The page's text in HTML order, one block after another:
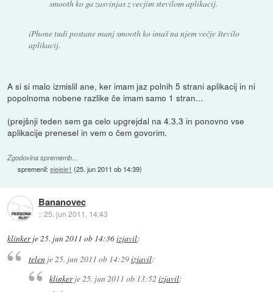
smooth ko ga zasvinjas z vecjim stevilom aplikacij.
iPhone tudi postane manj smooth ko imaš na njem večje število
aplikacij.
A si si malo izmislil ane, ker imam jaz polnih 5 strani aplikacij in ni
popolnoma nobene razlike če imam samo 1 stran...
(prejšnji teden sem ga celo upgrejdal na 4.3.3 in ponovno vse
aplikacije prenesel in vem o čem govorim.
Zgodovina sprememb…
spremenil:eieieie1 (25. jun 2011 ob 14:39)
Bananovec
::25. jun 2011, 14:43
klinkerje25. jun 2011 ob 14:36izjavil:
telenje 25. jun 2011 ob 14:29izjavil:
klinkerje25. jun 2011 ob 13:52izjavil: